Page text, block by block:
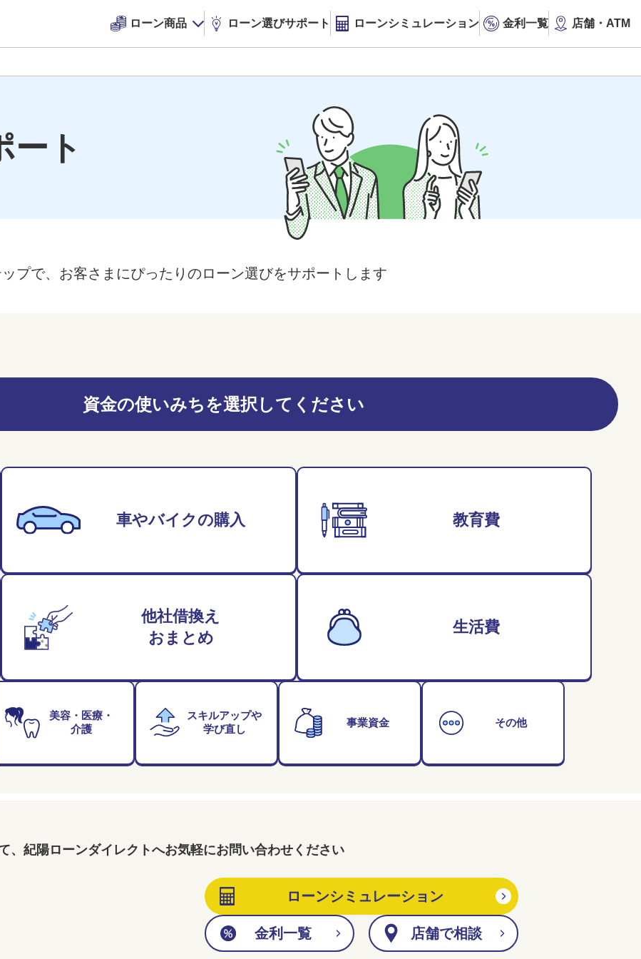
ローン商品 ローン選びサポート ローンシミュレーション 金利一覧 店舗・ATM
ート
プで、お客さまにぴったりのローン選びをサポートします
資金の使いみちを選択してください
車やバイクの購入 教育費
他社借換え
おまとめ
生活費
美容・医療・
介護
スキルアップや
学び直し
事業資金 その他
、紀陽ローンダイレクトへお気軽にお問い合わせください
ローンシミュレーション
金利一覧 店舗で相談